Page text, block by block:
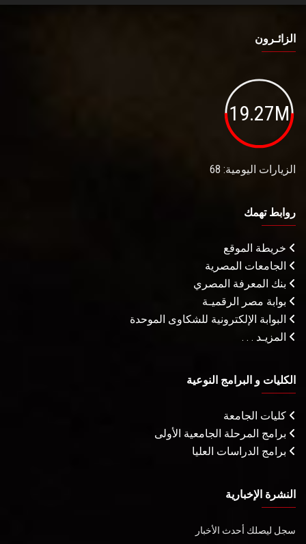
الزائـرون
19.27M
الزيارات اليومية: 68
روابط تهمك
خريطة الموقع
الجامعات المصرية
بنك المعرفة المصري
بوابة مصر الرقميـة
البوابة الإلكترونية للشكاوى الموحدة
المزيـد . . .
الكليات و البرامج النوعية
كليات الجامعة
برامج المرحلة الجامعية الأولى
برامج الدراسات العليا
النشرة الإخبارية
سجل ليصلك أحدث الأخبار